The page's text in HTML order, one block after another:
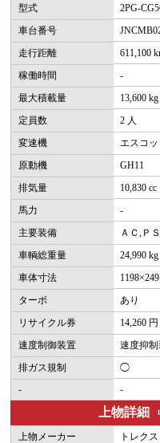
型式
2PG-
車台番号
走行距離
611,100
稼働時間
-
最大積載量
13,600 kg
定員数
2 人
変速機
エスコッ
原動機
GH11
排気量
10,830 cc
馬力
-
主要装備
ＡＣ,Ｐ
車輌総重量
24,990 kg
車体寸法
ターボ
あり
リサイクル券
14,260 円
速度制御装置
速度抑
排ガス規制
◯
-
-
上物詳細
上物メーカー
トレクス